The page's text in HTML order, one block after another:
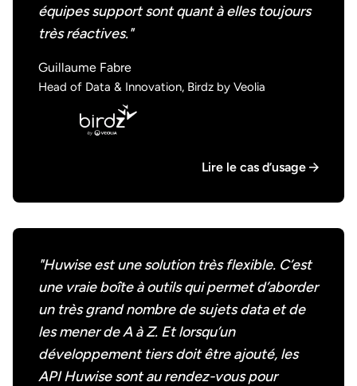
équipes support sont quant à elles toujours
très réactives."
Guillaume Fabre
Head of Data & Innovation, Birdz by Veolia
Lire le cas d’usage
"Huwise est une solution très flexible. C’est
une vraie boîte à outils qui permet d’aborder
un très grand nombre de sujets data et de
les mener de A à Z. Et lorsqu’un
développement tiers doit être ajouté, les
API Huwise sont au rendez-vous pour